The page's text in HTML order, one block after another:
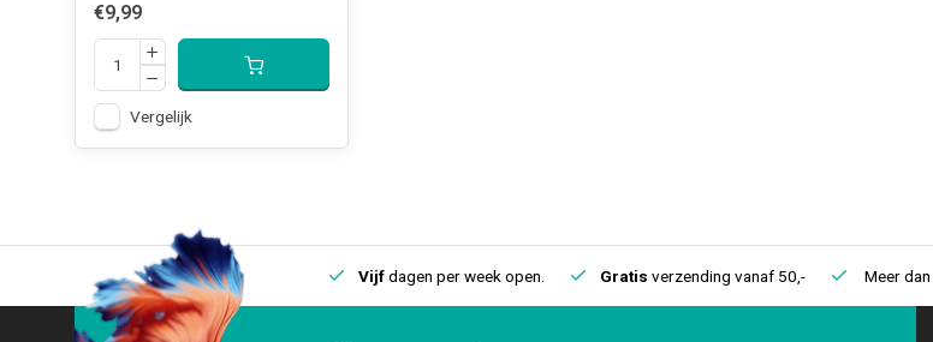
€9,99
Vergelijk
Eenfysieke winkelin IJmuiden Vijfdagen per week open. Gratis verzending vanaf 50,- Meer dan